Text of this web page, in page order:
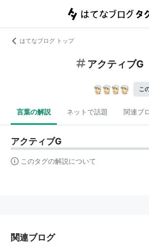
はてなブログ トップ
アクティブG
こ
言葉の解説 ネットで話題 関連ブ
アクティブG
このタグの解説について
関連ブログ